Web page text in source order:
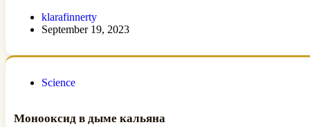
klarafinnerty
September 19, 2023
Science
Монооксид в дыме кальяна